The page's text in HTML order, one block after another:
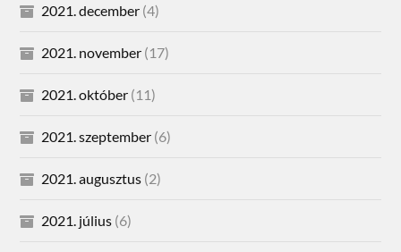
2021. december (4)
2021. november (17)
2021. október (11)
2021. szeptember (6)
2021. augusztus (2)
2021. július (6)